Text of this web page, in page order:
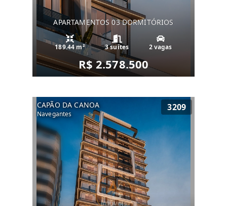
APARTAMENTOS 03 DORMITÓRIOS
189.44 m² 3 suítes 2 vagas
R$ 2.578.500
CAPÃO DA CANOA
Navegantes
3209